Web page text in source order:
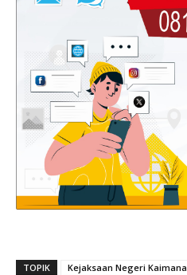
TOPIK
Kejaksaan Negeri Kaimana